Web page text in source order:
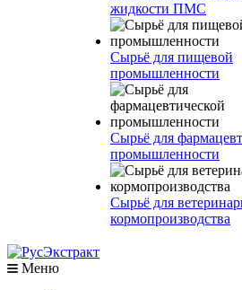
жидкости ПМС
Сырьё для пищевой
промышленности
Сырьё для
промышленности
Сырьё для
кормопроизводства
Меню